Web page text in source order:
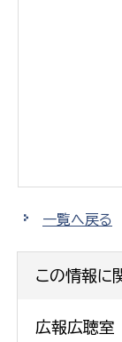
一覧へ戻る
この情報に
広報広聴室